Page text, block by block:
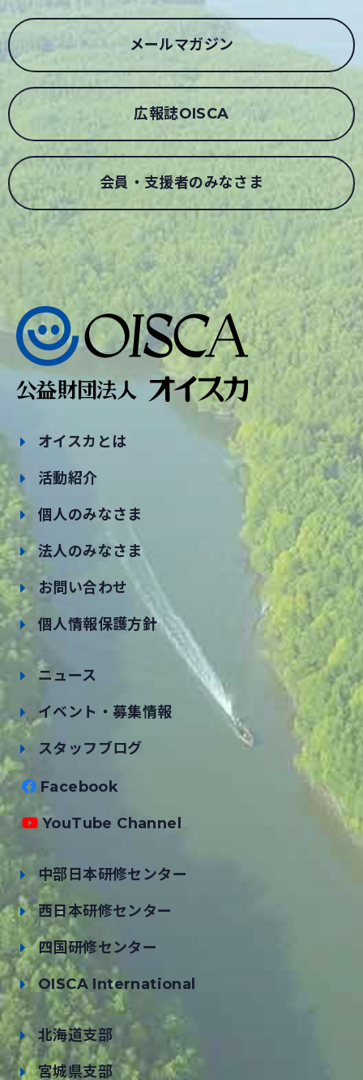
メールマガジン
広報誌OISCA
会員・支援者のみなさま
オイスカとは
活動紹介
個人のみなさま
法人のみなさま
お問い合わせ
個人情報保護方針
ニュース
イベント・募集情報
スタッフブログ
Facebook
YouTube Channel
中部日本研修センター
西日本研修センター
四国研修センター
OISCA International
北海道支部
宮城県支部